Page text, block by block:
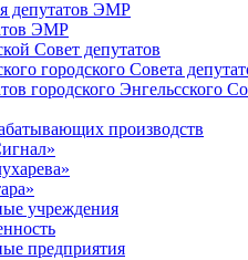
депутатов ЭМР
ЭМР
Совет депутатов
городского Совета
городского Энгельсского
производств
учреждения
предприятия